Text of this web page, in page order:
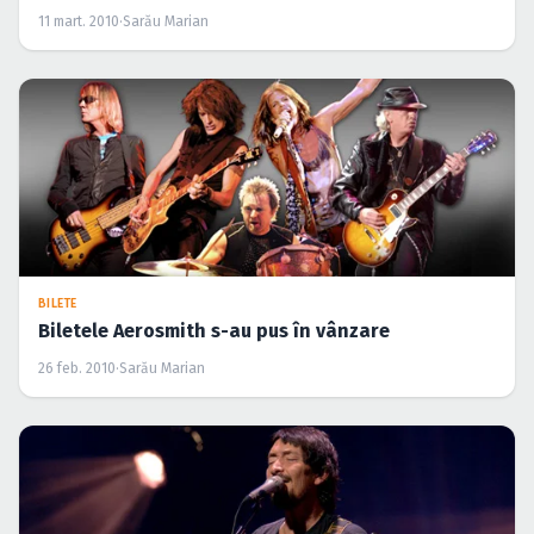
11 mart. 2010·Sarău Marian
BILETE
Biletele Aerosmith s-au pus în vânzare
26 feb. 2010·Sarău Marian